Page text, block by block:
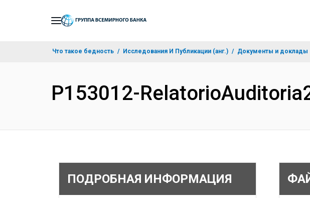
Что такое бедность Исследования И Публикации (анг.) Документы и доклады
P153012-
ПОДРОБНАЯ ИНФОРМАЦИЯ